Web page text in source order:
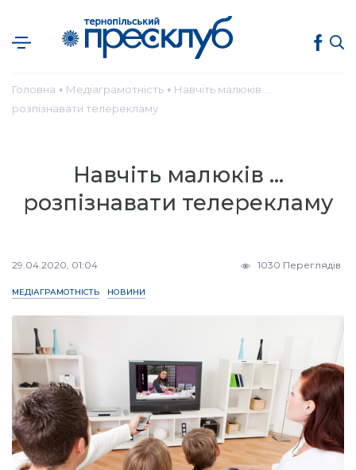
Головна ● Медіаграмотність ● Навчіть малюків …
розпізнавати телерекламу
Навчіть малюків …
розпізнавати телерекламу
29.04.2020, 01:04 1030 Переглядів
МЕДІАГРАМОТНІСТЬ НОВИНИ